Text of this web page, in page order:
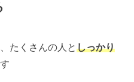
たくさんの人としっかり